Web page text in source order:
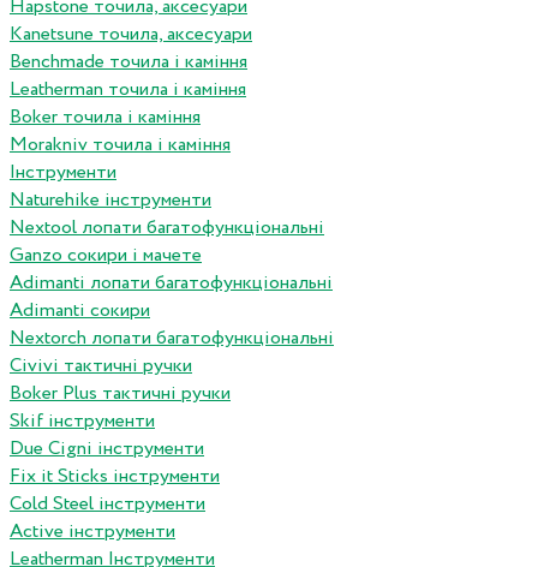
Hapstone точила, аксесуари
Kanetsune точила, аксесуари
Benchmade точила і каміння
Leatherman точила і каміння
Boker точила і каміння
Morakniv точила і каміння
Інструменти
Naturehike інструменти
Nextool лопати багатофункціональні
Ganzo сокири і мачете
Adimanti лопати багатофункціональні
Adimanti сокири
Nextorch лопати багатофункціональні
Сivivi тактичні ручки
Boker Plus тактичні ручки
Skif інструменти
Due Cigni інструменти
Fix it Sticks інструменти
Сold Steel інструменти
Active інструменти
Leatherman Інструменти